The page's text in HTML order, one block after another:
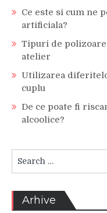
Ce este si cum ne
artificiala?
Tipuri de
atelier
Utilizarea
cuplu
De ce poate fi
alcoolice?
for:
Arhive